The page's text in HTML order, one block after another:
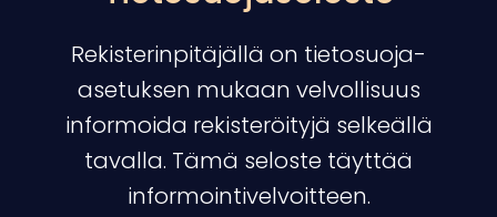
Rekisterinpitäjällä on tietosuoja-
asetuksen mukaan velvollisuus
informoida rekisteröityjä selkeällä
tavalla. Tämä seloste täyttää
informointivelvoitteen.